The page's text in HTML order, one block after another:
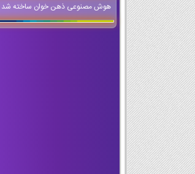
هوش مصنوعی ذهن‌ خوان ساخته شد